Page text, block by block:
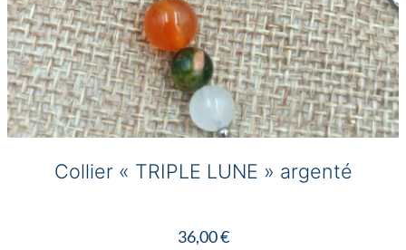
Collier « TRIPLE LUNE » argenté
36,00€